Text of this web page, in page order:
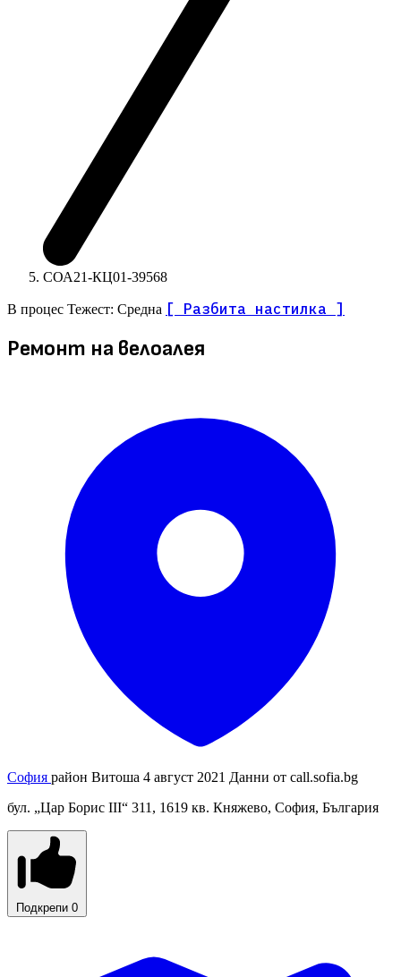
СОА21-КЦ01-39568
В процес Тежест: Средна [ Разбита настилка ]
Ремонт на велоалея
София район Витоша 4 август 2021 Данни от call.sofia.bg
бул. „Цар Борис III“ 311, 1619 кв. Княжево, София, България
Подкрепи 0